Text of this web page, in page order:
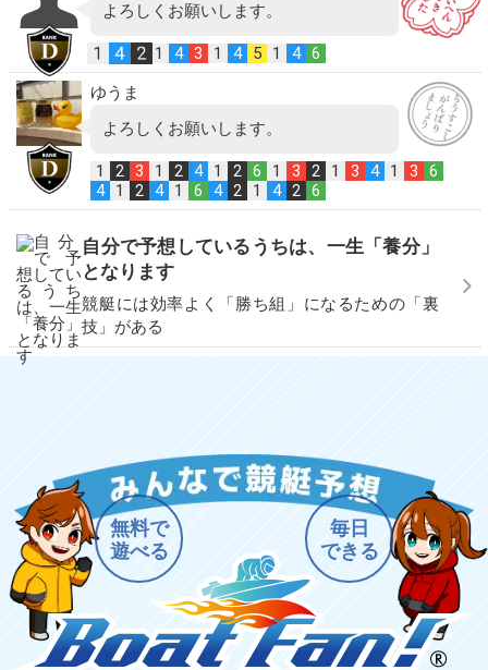
よろしくお願いします。
1 4 2 1 4 3 1 4 5 1 4 6
ゆうま
よろしくお願いします。
1 2 3 1 2 4 1 2 6 1 3 2 1 3 4 1 3
6
4
1 2 4 1 6 4 2 1 4 2 6
自分で予想しているうちは、一生「養分」
となります
競艇には効率よく「勝ち組」になるための「裏
技」がある
無料で
遊べる
毎日
できる